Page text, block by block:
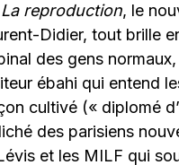
La reproduction, le
Didier, tout brille
des gens
ébahi qui entend
cultivé (« diplomé
des parisiens
et les MILF qui